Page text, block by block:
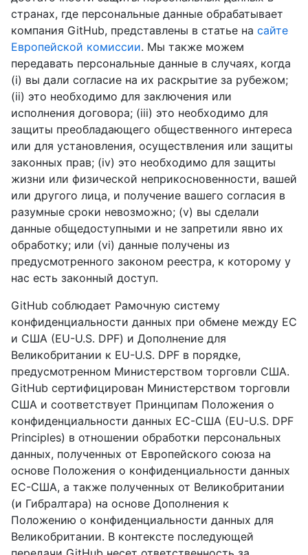
странах, где персональные данные обрабатывает
компания GitHub, представлены в статье на сайте
Европейской комиссии. Мы также можем
передавать персональные данные в случаях, когда
(i) вы дали согласие на их раскрытие за рубежом;
(ii) это необходимо для заключения или
исполнения договора; (iii) это необходимо для
защиты преобладающего общественного интереса
или для установления, осуществления или защиты
законных прав; (iv) это необходимо для защиты
жизни или физической неприкосновенности, вашей
или другого лица, и получение вашего согласия в
разумные сроки невозможно; (v) вы сделали
данные общедоступными и не запретили явно их
обработку; или (vi) данные получены из
предусмотренного законом реестра, к которому у
нас есть законный доступ.
GitHub соблюдает Рамочную систему
конфиденциальности данных при обмене между ЕС
и США (EU-U.S. DPF) и Дополнение для
Великобритании к EU-U.S. DPF в порядке,
предусмотренном Министерством торговли США.
GitHub сертифицирован Министерством торговли
США и соответствует Принципам Положения о
конфиденциальности данных ЕС-США (EU-U.S. DPF
Principles) в отношении обработки персональных
данных, полученных от Европейского союза на
основе Положения о конфиденциальности данных
ЕС-США, а также полученных от Великобритании
(и Гибралтара) на основе Дополнения к
Положению о конфиденциальности данных для
Великобритании. В контексте последующей